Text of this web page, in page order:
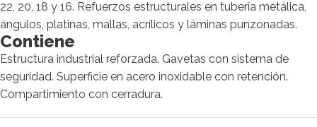
22, 20, 18 y 16. Refuerzos estructurales en tubería metálica,
ángulos, platinas, mallas, acrílicos y láminas punzonadas.
Contiene
Estructura industrial reforzada. Gavetas con sistema de
seguridad. Superficie en acero inoxidable con retención.
Compartimiento con cerradura.